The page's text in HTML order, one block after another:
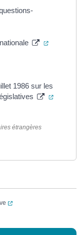
nouvel onglet)
(ouverture
dans un nouvel
1986 sur les
un nouvel onglet)
étrangères
dans un nouvel
(ouverture dans un
dans un nouvel onglet)